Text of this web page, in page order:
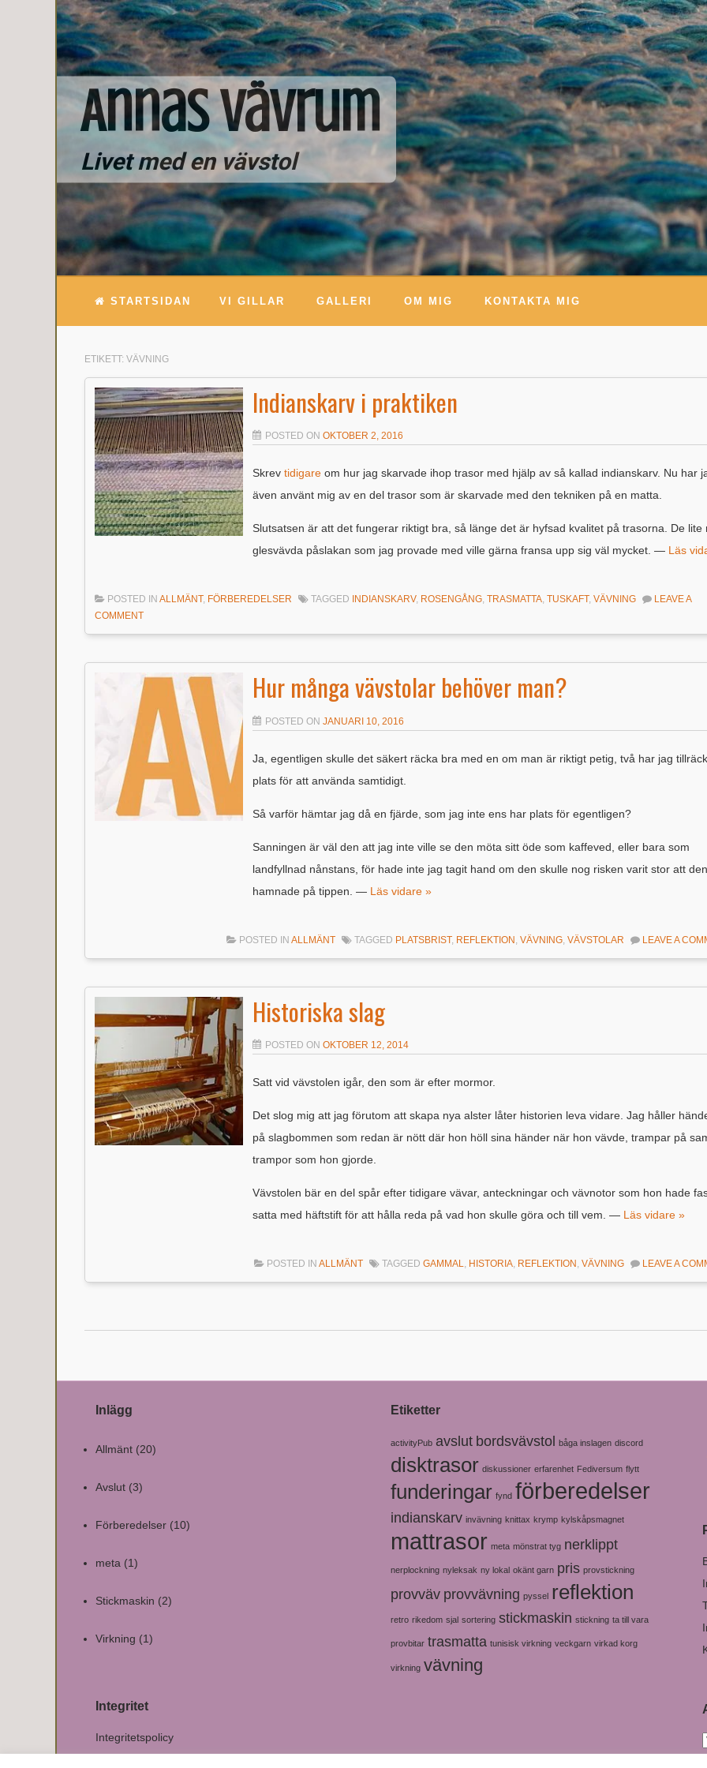
Annas Vävrum
Livet med en vävstol
STARTSIDAN VI GILLAR GALLERI OM MIG KONTAKTA MIG
ETIKETT: VÄVNING
Indianskarv i praktiken
POSTED ON OKTOBER 2, 2016
Skrev tidigare om hur jag skarvade ihop trasor med hjälp av så kallad indianskarv. Nu har
även använt mig av en del trasor som är skarvade med den tekniken på en matta.
Slutsatsen är att det fungerar riktigt bra, så länge det är hyfsad kvalitet på trasorna. De lite
glesvävda påslakan som jag provade med ville gärna fransa upp sig väl mycket. — Läs
POSTED IN ALLMÄNT, FÖRBEREDELSER TAGGED INDIANSKARV, ROSENGÅNG, TRASMATTA, TUSKAFT, VÄVNING
LEAVE A
COMMENT
Hur många vävstolar behöver man?
POSTED ON JANUARI 10, 2016
Ja, egentligen skulle det säkert räcka bra med en om man är riktigt petig, två har jag
plats för att använda samtidigt.
Så varför hämtar jag då en fjärde, som jag inte ens har plats för egentligen?
Sanningen är väl den att jag inte ville se den möta sitt öde som kaffeved, eller bara som
landfyllnad nånstans, för hade inte jag tagit hand om den skulle nog risken varit stor att den
hamnade på tippen. — Läs vidare »
POSTED IN ALLMÄNT TAGGED PLATSBRIST, REFLEKTION VÄVNING VÄVSTOLAR LEAVE A
Historiska slag
POSTED ON OKTOBER 12, 2014
Satt vid vävstolen igår, den som är efter mormor.
Det slog mig att jag förutom att skapa nya alster låter historien leva vidare. Jag håller
på slagbommen som redan är nött där hon höll sina händer när hon vävde, trampar på
trampor som hon gjorde.
Vävstolen bär en del spår efter tidigare vävar, anteckningar och vävnotor som hon hade
satta med häftstift för att hålla reda på vad hon skulle göra och till vem. — Läs vidare »
POSTED IN ALLMÄNT TAGGED GAMMAL, HISTORIA, REFLEKTION , VÄVNING LEAVE A
Inlägg
Allmänt(20)
Avslut(3)
Förberedelser(10)
meta (1)
Stickmaskin (2)
Virkning (1)
Integritet
Integritetspolicy
Etiketter
activityPub avslut bordsvävstol båga inslagen discord
disktrasor diskussioner erfarenhet Fediversum flytt
funderingar fynd förberedelser
indianskarv invävning knittax krymp kylskåpsmagnet
mattrasor meta mönstrat tyg nerklippt
nerplockning nyleksak ny lokal okänt garn pris provstickning
provväv provvävning pyssel reflektion
retro rikedom sjal sortering stickmaskin stickning ta till vara
provbitar trasmatta tunisisk virkning veckgarn virkad korg
virkning vävning